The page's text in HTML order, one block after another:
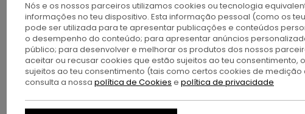
para
procurar
critérios
de
filtragem
para
ordenar
por
Nós e os nossos parceiros utilizamos cookies ou tecnologia
informações no teu dispositivo. Esta informação pessoal (como os
pode ser utilizada para te apresentar publicações e conteúdos
o desempenho do conteúdo; para apresentar anúncios
público; para desenvolver e melhorar os produtos dos nossos
aceitar ou recusar cookies que estão sujeitos ao teu consentimento,
sujeitos ao teu consentimento (tais como certos cookies de
consulta a nossa política de Cookies e política de privacidade